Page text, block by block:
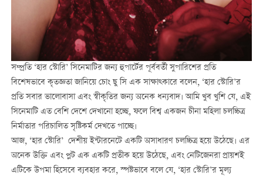
সম্প্রতি ‘হার স্টোরি’ সিনেমাটির জন্য হুপার্টের পূর্ববর্তী সুপারিশের প্রতি
বিশেষভাবে কৃতজ্ঞতা জানিয়ে চোং ছু সি এক সাক্ষাত্কারে বলেন, ‘হার স্টোরি’র
প্রতি সবার ভালোবাসা এবং স্বীকৃতির জন্য অনেক ধন্যবাদ। আমি খুব খুশি যে, এই
সিনেমাটি এত বেশি দেশে দেখানো হচ্ছে, ফলে বিশ্ব একজন চীনা মহিলা চলচ্চিত্র
নির্মাতার পরিচালিত সৃষ্টিকর্ম দেখতে পাচ্ছে।
আজ, ‘হার স্টোরি’ দেশীয় ইন্টারনেটে একটি অসাধারণ চলচ্চিত্র হয়ে উঠেছে। এর
অনেক উক্তি এবং প্লট এক একটি প্রতীক হয়ে উঠেছে, এবং নেটিজেনরা প্রায়শই
এটিকে উপমা হিসেবে ব্যবহার করে, স্পষ্টভাবে বলে যে, ‘হার স্টোরি’র মূল্য